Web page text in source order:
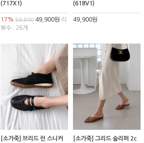
(717X1)
17% 59,90049,900원 리
뷰수 : 26개
(618V1)
49,900원
[소가죽] 브리드 런 스니커
[소가죽] 그리드 슬리퍼 2c